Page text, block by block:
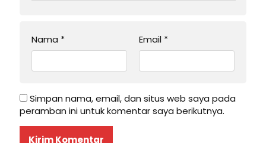
Nama * Email *
Simpan nama, email, dan situs web saya pada
peramban ini untuk komentar saya berikutnya.